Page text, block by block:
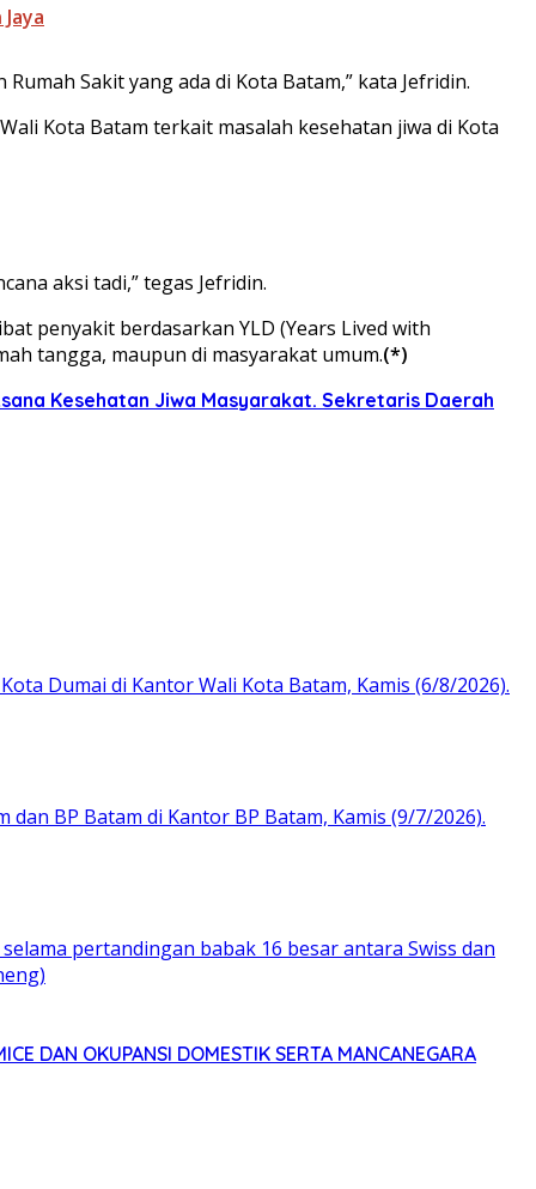
Sakit yang ada di Kota Batam,” kata Jefridin.
Kota Batam terkait masalah kesehatan jiwa di Kota
aksi tadi,” tegas Jefridin.
penyakit berdasarkan YLD (Years Lived with
tangga, maupun di masyarakat umum.(*)
Kesehatan Jiwa Masyarakat. Sekretaris Daerah
DAN OKUPANSI DOMESTIK SERTA MANCANEGARA